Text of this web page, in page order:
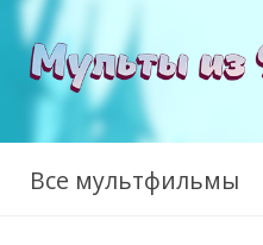
Все мультфильмы